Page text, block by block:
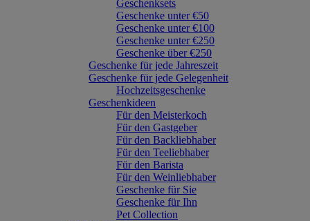
Geschenksets
Geschenke unter €50
Geschenke unter €100
Geschenke unter €250
Geschenke über €250
Geschenke für jede Jahreszeit
Geschenke für jede Gelegenheit
Hochzeitsgeschenke
Geschenkideen
Für den Meisterkoch
Für den Gastgeber
Für den Backliebhaber
Für den Teeliebhaber
Für den Barista
Für den Weinliebhaber
Geschenke für Sie
Geschenke für Ihn
Pet Collection